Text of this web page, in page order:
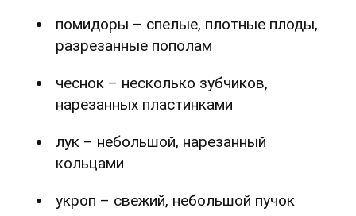
помидоры – спелые, плотные плоды,
разрезанные пополам
чеснок – несколько зубчиков,
нарезанных пластинками
лук – небольшой, нарезанный
кольцами
укроп – свежий, небольшой пучок